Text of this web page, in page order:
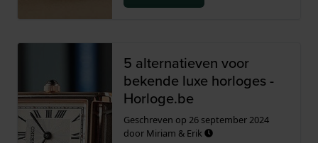
5 alternatieven voor
bekende luxe horloges -
Horloge.be
Geschreven op 26 september 2024
door Miriam & Erik